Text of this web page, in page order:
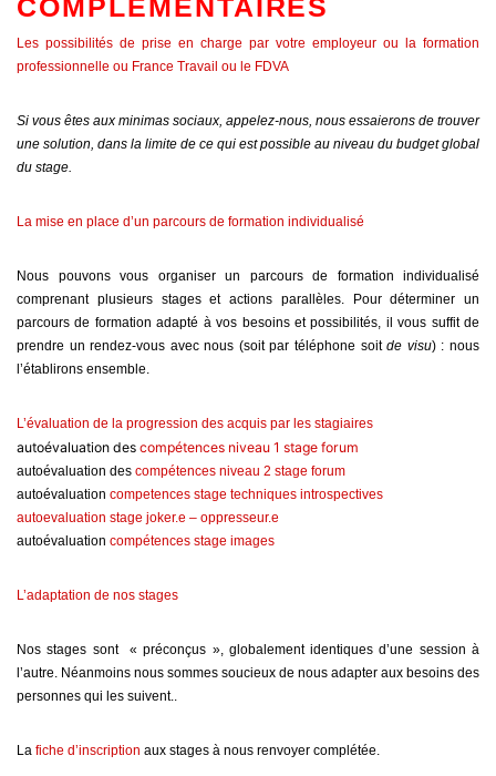
COMPLEMENTAIRES
Les possibilités de prise en charge par votre employeur ou la formation
professionnelle ou France Travail ou le FDVA
Si vous êtes aux minimas sociaux, appelez-nous, nous essaierons de trouver
une solution, dans la limite de ce qui est possible au niveau du budget global
du stage.
La mise en place d’un parcours de formation individualisé
Nous pouvons vous organiser un parcours de formation individualisé
comprenant plusieurs stages et actions parallèles. Pour déterminer un
parcours de formation adapté à vos besoins et possibilités, il vous suffit de
prendre un rendez-vous avec nous (soit par téléphone soitde visu) : nous
l’établirons ensemble.
L’évaluation de la progression des acquis par les stagiaires
autoévaluation des compétences niveau 1 stage forum
autoévaluation des compétences niveau 2 stage forum
autoévaluation competences stage techniques introspectives
autoevaluation stage joker.e – oppresseur.e
autoévaluation compétences stage images
L’adaptation de nos stages
Nos stages sont « préconçus », globalement identiques d’une session à
l’autre. Néanmoins nous sommes soucieux de nous adapter aux besoins des
personnes qui les suivent..
La fiche d’inscription aux stages à nous renvoyer complétée.